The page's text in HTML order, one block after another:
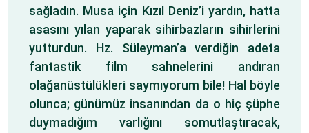
sağladın. Musa için Kızıl Deniz’i yardın, hatta
asasını yılan yaparak sihirbazların sihirlerini
yutturdun. Hz. Süleyman’a verdiğin adeta
fantastik film sahnelerini andıran
olağanüstülükleri saymıyorum bile! Hal böyle
olunca; günümüz insanından da o hiç şüphe
duymadığım varlığını somutlaştıracak,